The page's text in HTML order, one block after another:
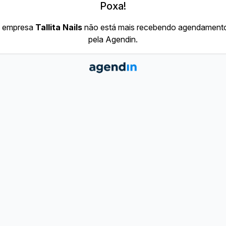
Poxa!
Tallita Nailsnão está mais recebendo
pela Agendin.